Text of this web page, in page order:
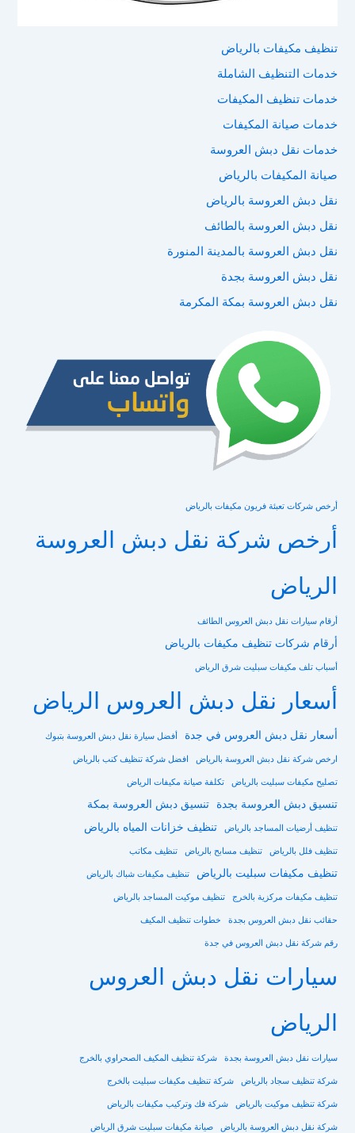
تنظيف مكيفات بالرياض
خدمات التنظيف الشاملة
خدمات تنظيف المكيفات
خدمات صيانة المكيفات
خدمات نقل دبش العروسة
صيانة المكيفات بالرياض
نقل دبش العروسة بالرياض
نقل دبش العروسة بالطائف
نقل دبش العروسة بالمدينة المنورة
نقل دبش العروسة بجدة
نقل دبش العروسة بمكة المكرمة
أرخص شركات تعبئة فريون مكيفات بالرياض
أرخص شركة نقل دبش العروسة
الرياض
أرقام سيارات نقل دبش العروس الطائف
أرقام شركات تنظيف مكيفات بالرياض
أسباب تلف مكيفات سبليت شرق الرياض
أسعار نقل دبش العروس الرياض
أسعار نقل دبش العروس في جدة أفضل سيارة نقل دبش العروسة بتبوك
ارخص شركة نقل دبش العروسة بالرياض افضل شركة تنظيف كنب بالرياض
تصليح مكيفات سبليت بالرياض تكلفة صيانة مكيفات الرياض
تنسيق دبش العروسة بجدة تنسيق دبش العروسة بمكة
تنظيف أرضيات المساجد بالرياض تنظيف خزانات المياه بالرياض
تنظيف فلل بالرياض تنظيف مسابح بالرياض تنظيف مكاتب
تنظيف مكيفات سبليت بالرياض تنظيف مكيفات شباك بالرياض
تنظيف مكيفات مركزية بالخرج تنظيف موكيت المساجد بالرياض
حقائب نقل دبش العروس بجدة خطوات تنظيف المكيف
رقم شركة نقل دبش العروس في جدة
سيارات نقل دبش العروس
الرياض
سيارات نقل دبش العروسة بجدة شركة تنظيف المكيف الصحراوي بالخرج
شركة تنظيف سجاد بالرياض شركة تنظيف مكيفات سبليت بالخرج
شركة تنظيف موكيت بالرياض شركة فك وتركيب مكيفات بالرياض
شركة نقل دبش العروسة بالرياض صيانة مكيفات سبليت شرق الرياض